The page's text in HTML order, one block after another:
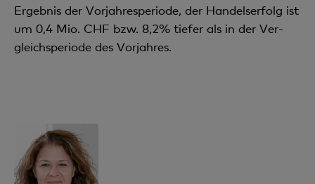
Ergebnis der Vorjahresperiode, der Handelserfolg ist
um 0,4 Mio. CHF bzw. 8,2% tiefer als in der Ver­
gleichsperiode des Vorjahres.